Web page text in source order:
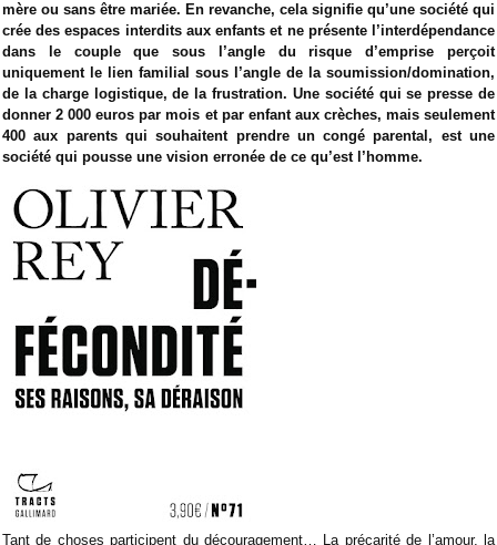
mère ou sans être mariée. En revanche, cela signifie qu’une société qui
crée des espaces interdits aux enfants et ne présente l’interdépendance
dans le couple que sous l’angle du risque d’emprise perçoit
uniquement le lien familial sous l’angle de la soumission/domination,
de la charge logistique, de la frustration. Une société qui se presse de
donner 2 000 euros par mois et par enfant aux crèches, mais seulement
400 aux parents qui souhaitent prendre un congé parental, est une
société qui pousse une vision erronée de ce qu’est l’homme.
Tant de choses participent du découragement… La précarité de l’amour, la